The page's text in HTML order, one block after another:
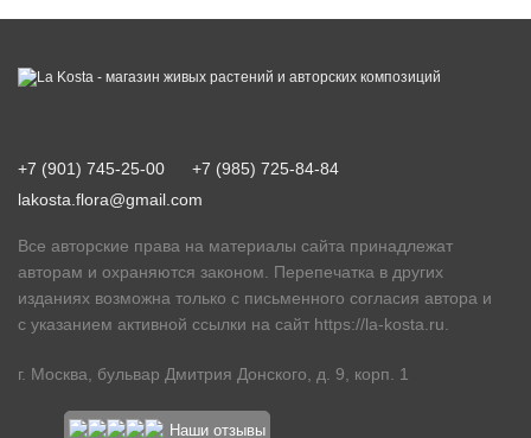
+7 (901) 745-25-00
+7 (985) 725-84-84
lakosta.flora@gmail.com
Все авторские права на материалы сайта принадлежат
авторам и охраняются законом. Перепечатка в других
изданиях возможна только с письменного согласия автора и
с указанием активной ссылки на сайт https://la-kosta.ru
г. Москва, бульвар Дмитрия Донского, д. 9, корп. 1
Наши отзывы